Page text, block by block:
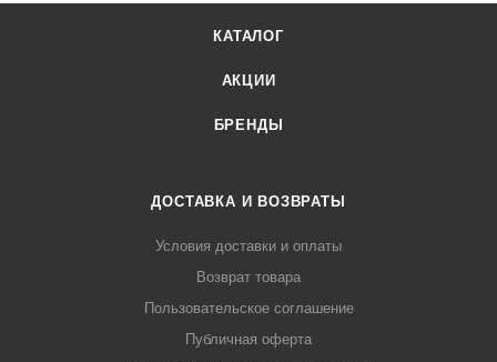
КАТАЛОГ
АКЦИИ
БРЕНДЫ
ДОСТАВКА И ВОЗВРАТЫ
Условия доставки и оплаты
Возврат товара
Пользовательское соглашение
Публичная оферта